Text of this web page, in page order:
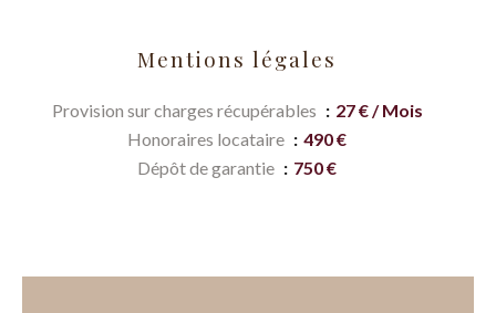
Mentions légales
Provision sur charges récupérables
27 € / Mois
Honoraires locataire
490 €
Dépôt de garantie
750 €